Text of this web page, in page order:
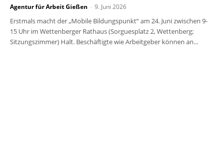
Agentur für Arbeit Gießen - 9. Juni 2026
Erstmals macht der „Mobile Bildungspunkt“ am 24. Juni zwischen 9-
15 Uhr im Wettenberger Rathaus (Sorguesplatz 2, Wettenberg;
Sitzungszimmer) Halt. Beschäftigte wie Arbeitgeber können an...